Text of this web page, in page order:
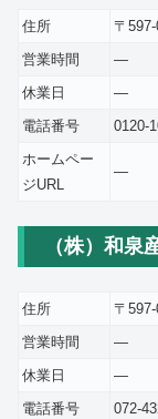
住所 〒
営業時間
―
休業日
―
電話番号
0120-
ホームペー
ジURL
―
（株）和泉
住所 〒
営業時間
―
休業日
―
電話番号
072-